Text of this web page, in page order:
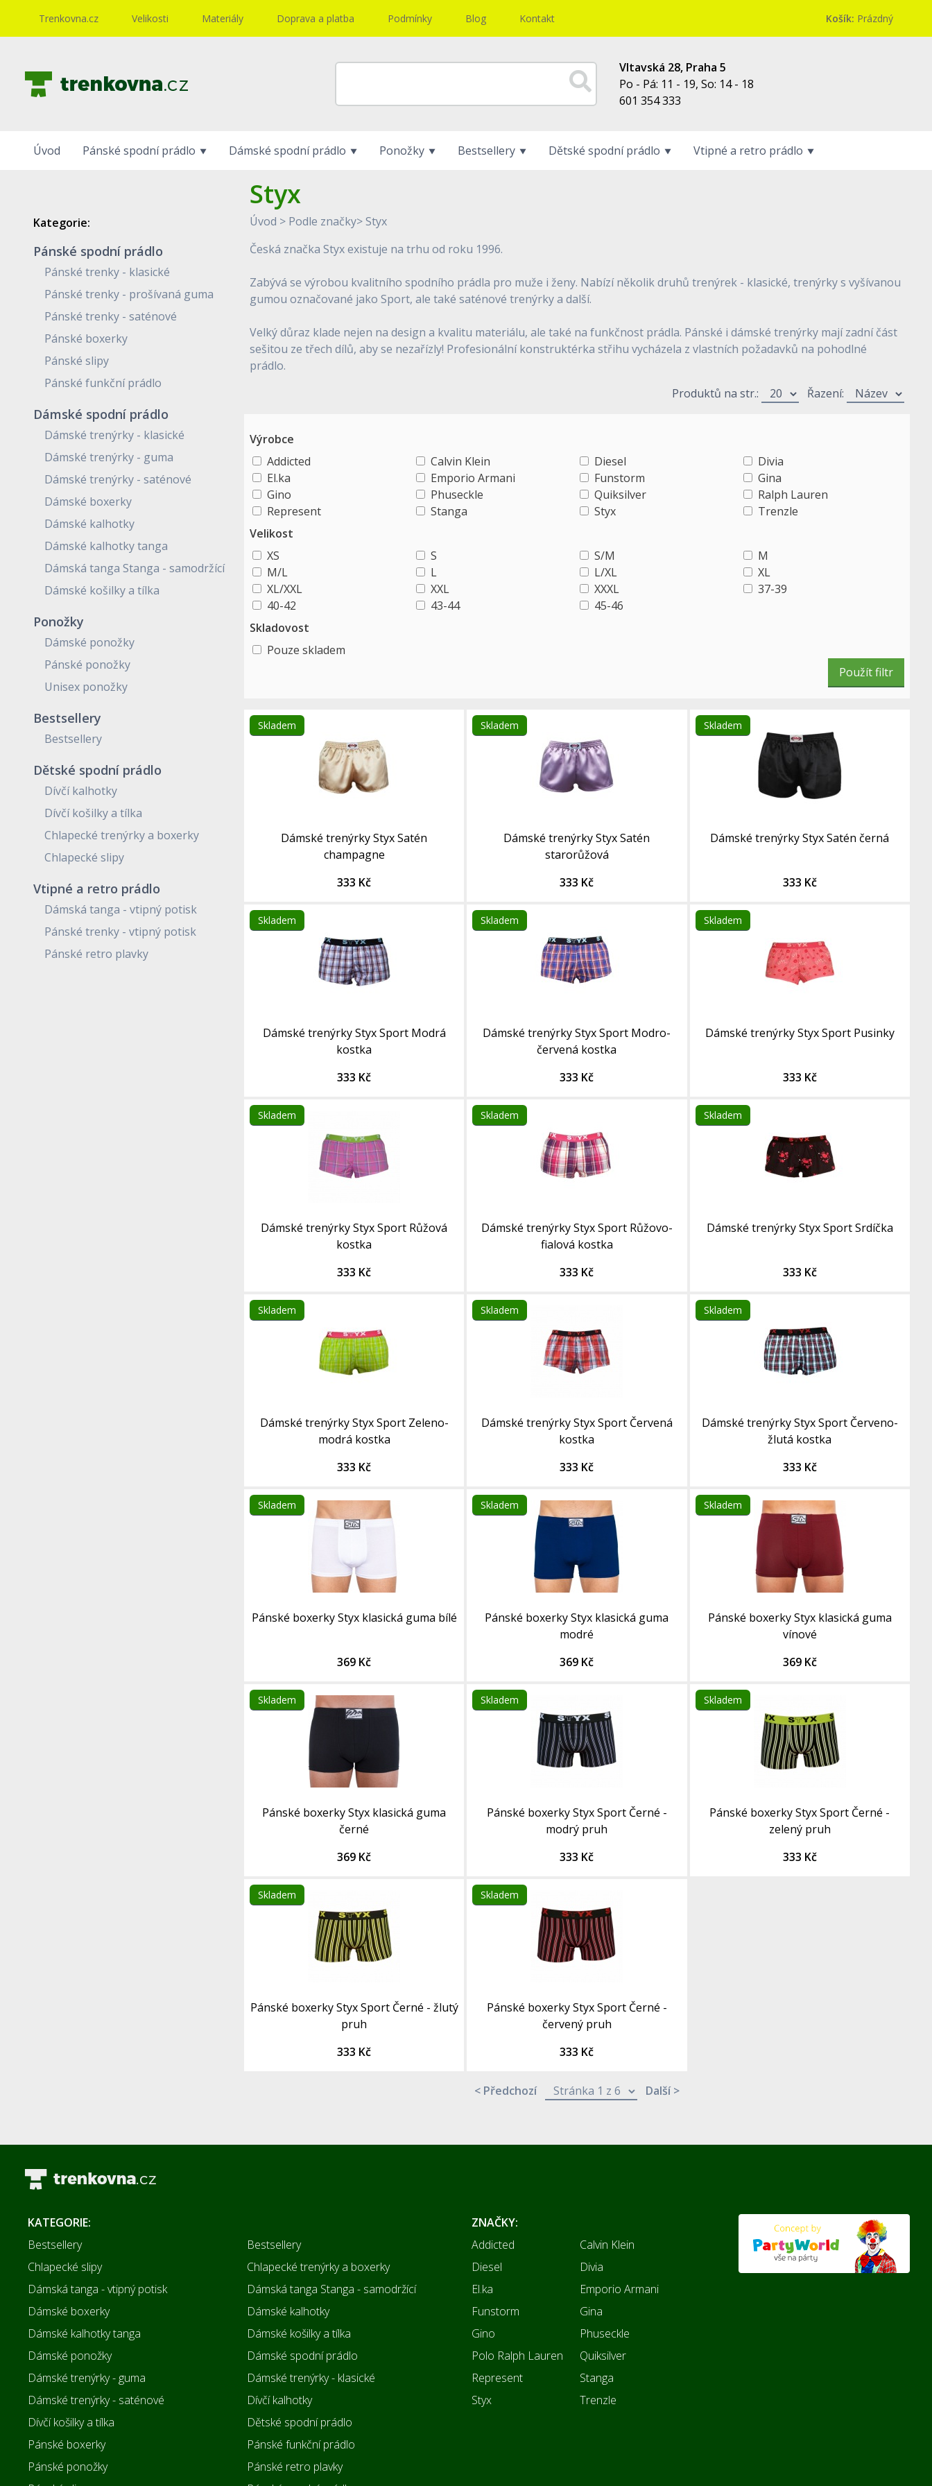
Trenkovna.cz Velikosti Materiály Doprava a platba Podmínky Blog Kontakt Košík: Prázdný
Vltavská 28, Praha 5
Po - Pá: 11 - 19, So: 14 - 18
601 354 333
Úvod Pánské spodní prádlo Dámské spodní prádlo Ponožky Bestsellery Dětské spodní prádlo Vtipné a retro prádlo
Kategorie:
Pánské spodní prádlo
Pánské trenky - klasické
Pánské trenky - prošívaná guma
Pánské trenky - saténové
Pánské boxerky
Pánské slipy
Pánské funkční prádlo
Dámské spodní prádlo
Dámské trenýrky - klasické
Dámské trenýrky - guma
Dámské trenýrky - saténové
Dámské boxerky
Dámské kalhotky
Dámské kalhotky tanga
Dámská tanga Stanga - samodržící
Dámské košilky a tílka
Ponožky
Dámské ponožky
Pánské ponožky
Unisex ponožky
Bestsellery
Bestsellery
Dětské spodní prádlo
Dívčí kalhotky
Dívčí košilky a tílka
Chlapecké trenýrky a boxerky
Chlapecké slipy
Vtipné a retro prádlo
Dámská tanga - vtipný potisk
Pánské trenky - vtipný potisk
Pánské retro plavky
Styx
Úvod > Podle značky>Styx
Česká značka Styx existuje na trhu od roku 1996.
Zabývá se výrobou kvalitního spodního prádla pro muže i ženy. Nabízí několik druhů trenýrek - klasické, trenýrky s vyšívanou
gumou označované jako Sport, ale také saténové trenýrky a další.
Velký důraz klade nejen na design a kvalitu materiálu, ale také na funkčnost prádla. Pánské i dámské trenýrky mají zadní část
sešitou ze třech dílů, aby se nezařízly! Profesionální konstruktérka střihu vycházela z vlastních požadavků na pohodlné
prádlo.
Produktů na str.:
Řazení:
Výrobce
Addicted
Calvin Klein Diesel
Divia
El.ka
Emporio Armani Funstorm
Gina
Gino
Phuseckle Quiksilver
Ralph Lauren
Represent
Stanga Styx
Trenzle
Velikost
XS
S S/M
M
M/L
L L/XL
XL
XL/XXL
XXL XXXL
37-39
40-42
43-44
45-46
Skladovost
Pouze skladem
Skladem
Dámské trenýrky Styx Satén
champagne
333 Kč
Skladem
Dámské trenýrky Styx Satén
starorůžová
333 Kč
Skladem
Dámské trenýrky Styx Satén černá
333 Kč
Skladem
Dámské trenýrky Styx Sport Modrá
kostka
333 Kč
Skladem
Dámské trenýrky Styx Sport Modro-
červená kostka
333 Kč
Skladem
Dámské trenýrky Styx Sport Pusinky
333 Kč
Skladem
Dámské trenýrky Styx Sport Růžová
kostka
333 Kč
Skladem
Dámské trenýrky Styx Sport Růžovo-
fialová kostka
333 Kč
Skladem
Dámské trenýrky Styx Sport Srdíčka
333 Kč
Skladem
Dámské trenýrky Styx Sport Zeleno-
modrá kostka
333 Kč
Skladem
Dámské trenýrky Styx Sport Červená
kostka
333 Kč
Skladem
Dámské trenýrky Styx Sport Červeno-
žlutá kostka
333 Kč
Skladem
Pánské boxerky Styx klasická guma bílé
369 Kč
Skladem
Pánské boxerky Styx klasická guma
modré
369 Kč
Skladem
Pánské boxerky Styx klasická guma
vínové
369 Kč
Skladem
Pánské boxerky Styx klasická guma
černé
369 Kč
Skladem
Pánské boxerky Styx Sport Černé -
modrý pruh
333 Kč
Skladem
Pánské boxerky Styx Sport Černé -
zelený pruh
333 Kč
Skladem
Pánské boxerky Styx Sport Černé - žlutý
pruh
333 Kč
Skladem
Pánské boxerky Styx Sport Černé -
červený pruh
333 Kč
< Předchozí Další >
KATEGORIE:
Bestsellery
Bestsellery
Chlapecké slipy
Chlapecké trenýrky a boxerky
Dámská tanga - vtipný potisk
Dámská tanga Stanga - samodržící
Dámské boxerky
Dámské kalhotky
Dámské kalhotky tanga
Dámské košilky a tílka
Dámské ponožky
Dámské spodní prádlo
Dámské trenýrky - guma
Dámské trenýrky - klasické
Dámské trenýrky - saténové
Dívčí kalhotky
Dívčí košilky a tílka
Dětské spodní prádlo
Pánské boxerky
Pánské funkční prádlo
Pánské ponožky
Pánské retro plavky
ZNAČKY:
Addicted
Calvin Klein
Diesel
Divia
El.ka
Emporio Armani
Funstorm
Gina
Gino
Phuseckle
Polo Ralph Lauren
Quiksilver
Represent
Stanga
Styx
Trenzle